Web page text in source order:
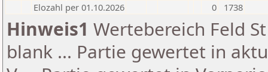
Elozahl per 01.10.2026
0 1738
Hinweis1 Wertebereich Feld
blank ... Partie gewertet in